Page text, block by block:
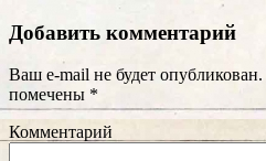
Добавить комментарий
Ваш e-mail не будет опубликован.
помечены *
Комментарий